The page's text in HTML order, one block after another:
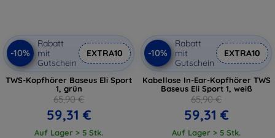
-10%
Rabatt
mit
Gutschein
EXTRA10
TWS-Kopfhörer Baseus Eli Sport
1, grün
65,90 €
59,31 €
Auf Lager > 5 Stk.
-10%
Rabatt
mit
Gutschein
EXTRA10
Kabellose In-Ear-Kopfhörer TWS
Baseus Eli Sport 1, weiß
65,90 €
59,31 €
Auf Lager > 5 Stk.